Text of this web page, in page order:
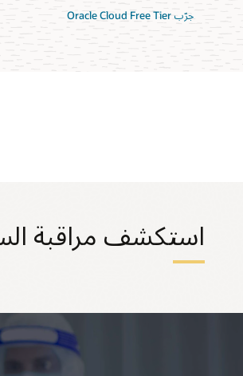
جرّب Oracle Cloud Free Tier
استكشف مراقبة